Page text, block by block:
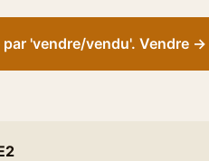
par 'vendre/vendu'. Vendre